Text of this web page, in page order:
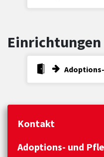
Einrichtungen
Kontakt
Adoptions- und